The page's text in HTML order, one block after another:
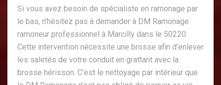
Si vous avez besoin de spécialiste en ramonage par
le bas, n’hésitez pas à demander à DM Ramonage
ramoneur professionnel à Marcilly dans le 50220.
Cette intervention nécessite une brosse afin d’enlever
les saletés de votre conduit en grattant avec la
brosse hérisson. C’est le nettoyage par intérieur que